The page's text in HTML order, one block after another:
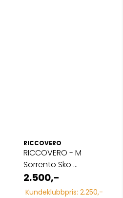
RICCOVERO
RICCOVERO - M
Sorrento Sko ...
2.500,-
Kundeklubbpris: 2.250,-